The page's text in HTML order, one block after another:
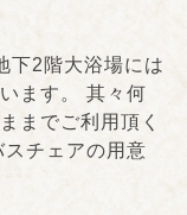
下2階大浴場には
ます。 其々何
までご利用頂く
チェアの用意